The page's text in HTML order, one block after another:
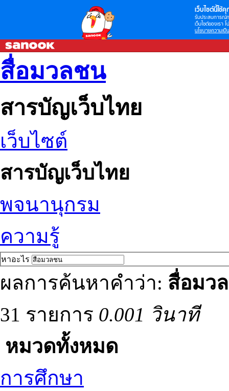
เว็บไซต์นี้ใช้คุ
รับประสบการณ์
เว็บไซต์ของเรา
นโยบายความเป็
สื่อมวลชน
สารบัญเว็บไทย
เว็บไซต์
สารบัญเว็บไทย
พจนานุกรม
ความรู้
หาอะไร
ผลการค้นหาคำว่า: สื่อมว
31 รายการ 0.001 วินาที
หมวดทั้งหมด
การศึกษา